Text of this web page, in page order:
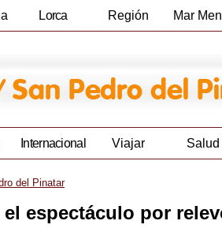
Lorca Región Mar
Internacional Viajar Salud
del Pinatar
espectáculo por